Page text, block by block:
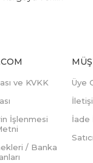
ve KVKK
İşlenmesi
/ Banka
Üye
İade